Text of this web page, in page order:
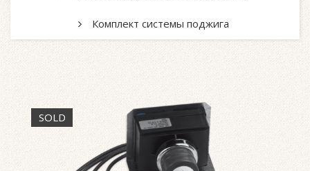
Комплект системы поджига
SOLD